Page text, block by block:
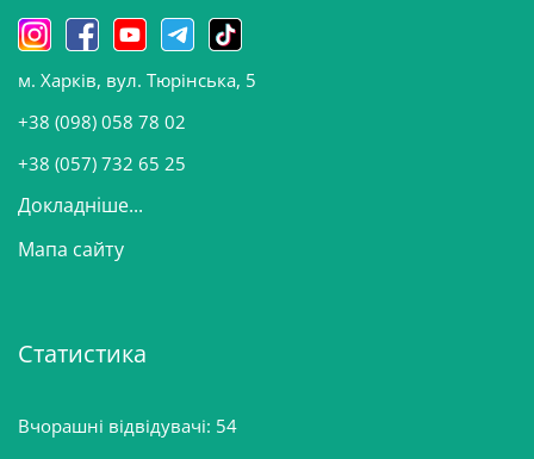
н
о
в
и
м. Харків, вул. Тюрінська, 5
+38 (098) 058 78 02
+38 (057) 732 65 25
Докладніше...
Мапа сайту
Статистика
Вчорашні відвідувачі: 54